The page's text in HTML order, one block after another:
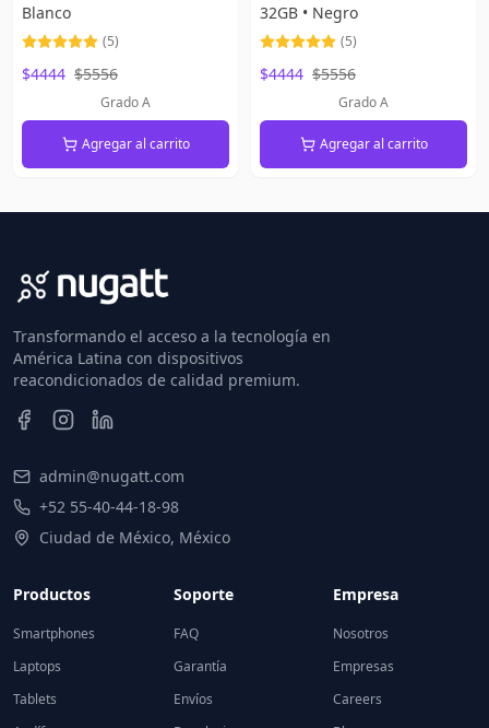
Blanco
(5)
$4444 $5556
Grado A
Agregar al carrito
32GB • Negro
(5)
$4444 $5556
Grado A
Agregar al carrito
Transformando el acceso a la tecnología en
América Latina con dispositivos
reacondicionados de calidad premium.
admin@nugatt.com
+52 55-40-44-18-98
Ciudad de México, México
Productos
Smartphones
Laptops
Tablets
Soporte
FAQ
Garantía
Envíos
Empresa
Nosotros
Empresas
Careers